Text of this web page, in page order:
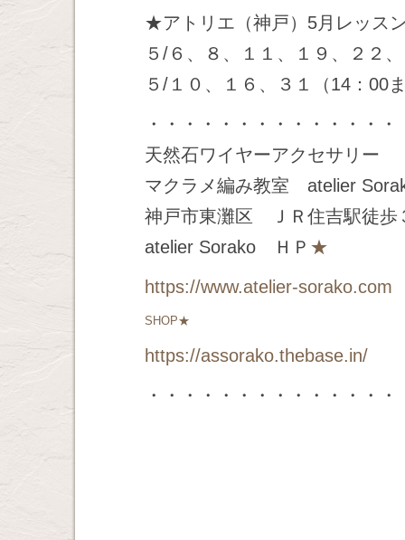
★アトリエ（神戸）5月レッス
５/６、８、１１、１９、２２
５/１０、１６、３１（14：00
・・・・・・・・・・・・・・
天然石ワイヤーアクセサリー
マクラメ編み教室 atelier
神戸市東灘区 ＪＲ住吉駅徒歩
atelier Sorako ＨＰ ★
https://www.atelier-sorako.com
SHOP★
https://assorako.thebase.in/
・・・・・・・・・・・・・・